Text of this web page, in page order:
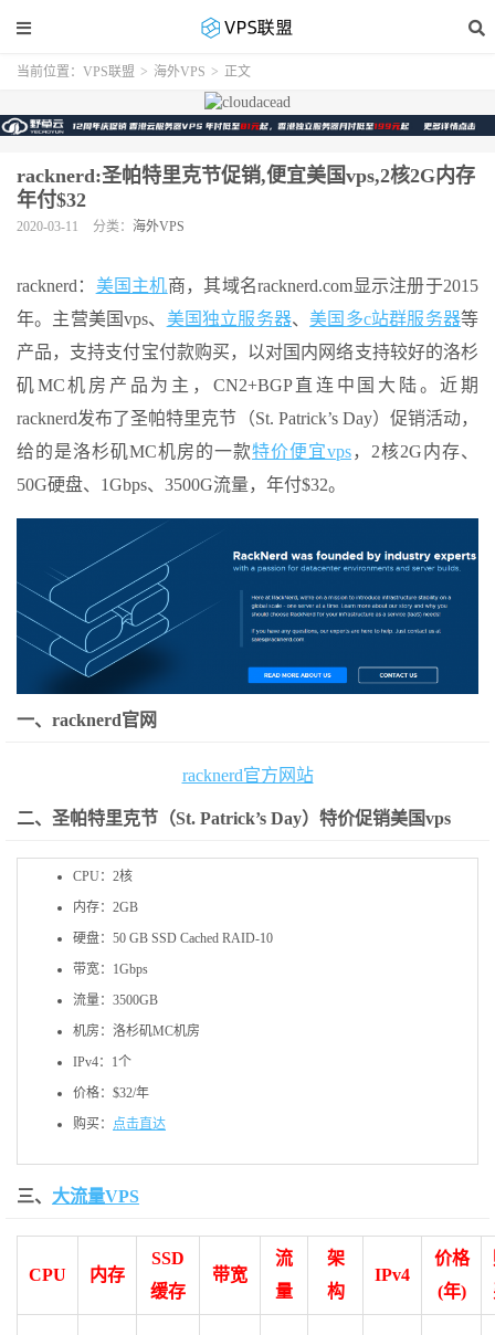
当前位置： VPS联盟 > 海外VPS > 正文
racknerd:圣帕特里克节促销,便宜美国vps,2核2G内存
年付$32
2020-03-11 分类： 海外VPS
racknerd： 美国主机商，其域名racknerd.com显示注册于2015
年。主营美国vps、 美国独立服务器、 美国多c站群服务器等
产品，支持支付宝付款购买，以对国内网络支持较好的洛杉
矶MC机房产品为主，CN2+BGP直连中国大陆。近期
racknerd发布了圣帕特里克节（St. Patrick’s Day）促销活动，
给的是洛杉矶MC机房的一款特价便宜vps，2核2G内存、
50G硬盘、1Gbps、3500G流量，年付$32。
一、racknerd官网
racknerd官方网站
二、圣帕特里克节（St. Patrick’s Day）特价促销美国vps
CPU：2核
内存：2GB
硬盘：50 GB SSD Cached RAID-10
带宽：1Gbps
流量：3500GB
机房：洛杉矶MC机房
IPv4：1个
价格：$32/年
购买： 点击直达
三、 大流量VPS
CPU 内存
SSD
缓存
带宽
流
量
架
构
IPv4
价格
(年)